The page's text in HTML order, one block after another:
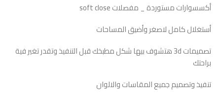
أكسسوارات مستوردة _ مفصلات soft close
أستغلال كامل لاصغر وأضيق المساحات
تصميمات 3d هتشوف بيها شكل مطبخك قبل التنفيذ وتقدر تغير فية
براحتك
تنفيذ وتصميم جميع المقاسات والالوان